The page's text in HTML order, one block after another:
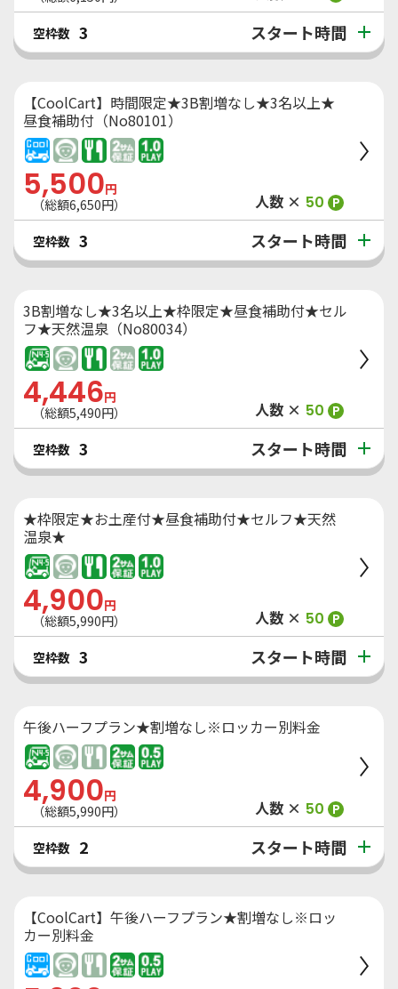
空枠数 3 スタート時間
【CoolCart】時間限定★3B割増なし★3名以上★
昼食補助付（No80101）
5,500円
（総額6,650円） 人数 × 50 P
空枠数 3 スタート時間
3B割増なし★3名以上★枠限定★昼食補助付★セル
フ★天然温泉（No80034）
4,446円
（総額5,490円） 人数 × 50 P
空枠数 3 スタート時間
★枠限定★お土産付★昼食補助付★セルフ★天然
温泉★
4,900円
（総額5,990円） 人数 × 50 P
空枠数 3 スタート時間
午後ハーフプラン★割増なし※ロッカー別料金
4,900円
（総額5,990円） 人数 × 50 P
空枠数 2 スタート時間
【CoolCart】午後ハーフプラン★割増なし※ロッ
カー別料金